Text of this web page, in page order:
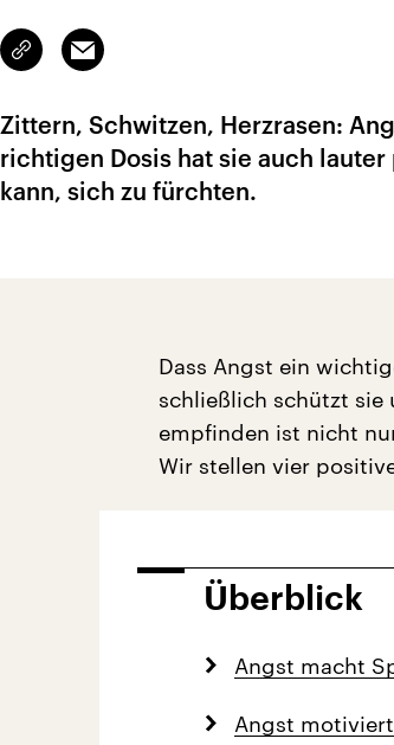
Link
kopieren/teilen
Email
Zittern, Schwitzen, Herzrasen:
richtigen Dosis hat sie auch
kann, sich zu fürchten.
Dass Angst ein
schließlich schützt sie
empfinden ist nicht
Wir stellen vier
Überblick
Angst macht
Angst